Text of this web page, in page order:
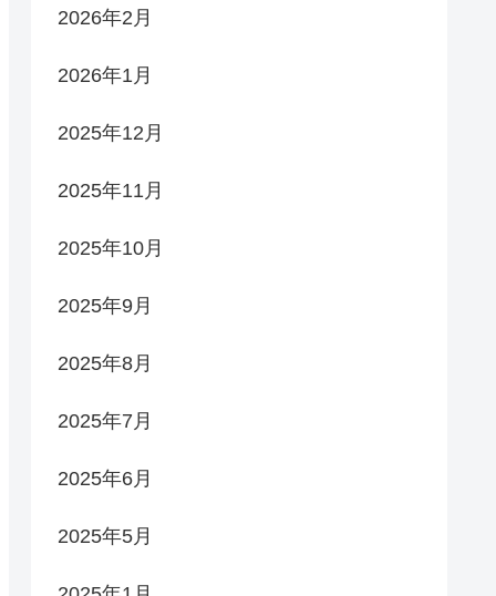
2026年2月
2026年1月
2025年12月
2025年11月
2025年10月
2025年9月
2025年8月
2025年7月
2025年6月
2025年5月